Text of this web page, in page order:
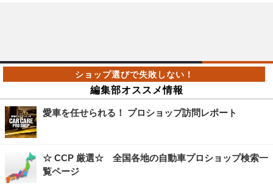
編集部オススメ情報
愛車を任せられる！ プロショップ訪問レポート
☆ CCP 厳選☆ 全国各地の自動車プロショップ検索一
覧ページ